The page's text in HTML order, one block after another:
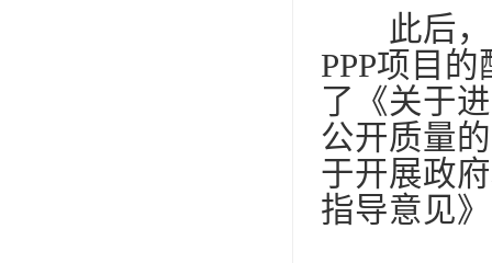
此后，
PPP项目的
了《关于
公开质量
于开展政
指导意见